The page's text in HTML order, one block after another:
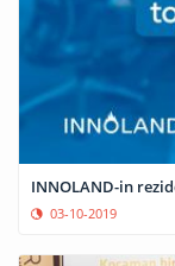
INNOLAND-in
03-10-2019